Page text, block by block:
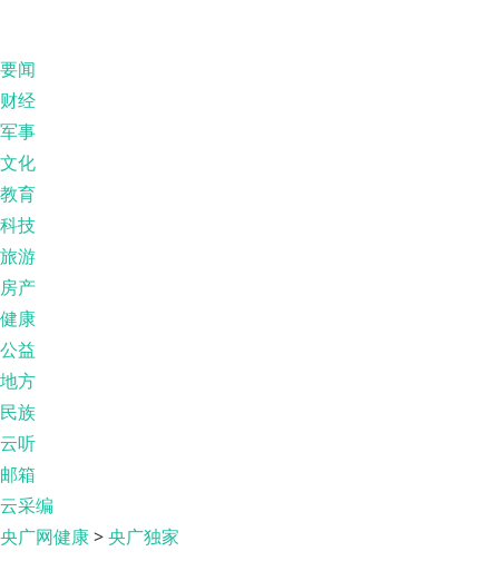
要闻
财经
军事
文化
教育
科技
旅游
房产
健康
公益
地方
民族
云听
邮箱
云采编
央广网健康>央广独家